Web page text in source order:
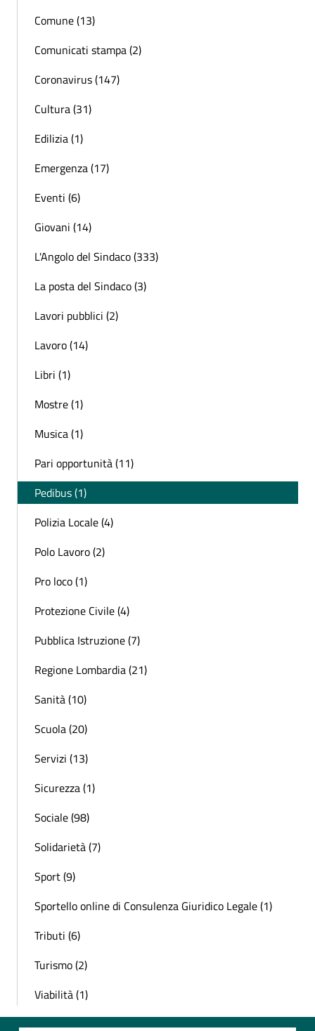
Comune (13)
Comunicati stampa (2)
Coronavirus (147)
Cultura (31)
Edilizia (1)
Emergenza (17)
Eventi (6)
Giovani (14)
L'Angolo del Sindaco (333)
La posta del Sindaco (3)
Lavori pubblici (2)
Lavoro (14)
Libri (1)
Mostre (1)
Musica (1)
Pari opportunità (11)
Pedibus (1)
Polizia Locale (4)
Polo Lavoro (2)
Pro loco (1)
Protezione Civile (4)
Pubblica Istruzione (7)
Regione Lombardia (21)
Sanità (10)
Scuola (20)
Servizi (13)
Sicurezza (1)
Sociale (98)
Solidarietà (7)
Sport (9)
Sportello online di Consulenza Giuridico Legale (1)
Tributi (6)
Turismo (2)
Viabilità (1)